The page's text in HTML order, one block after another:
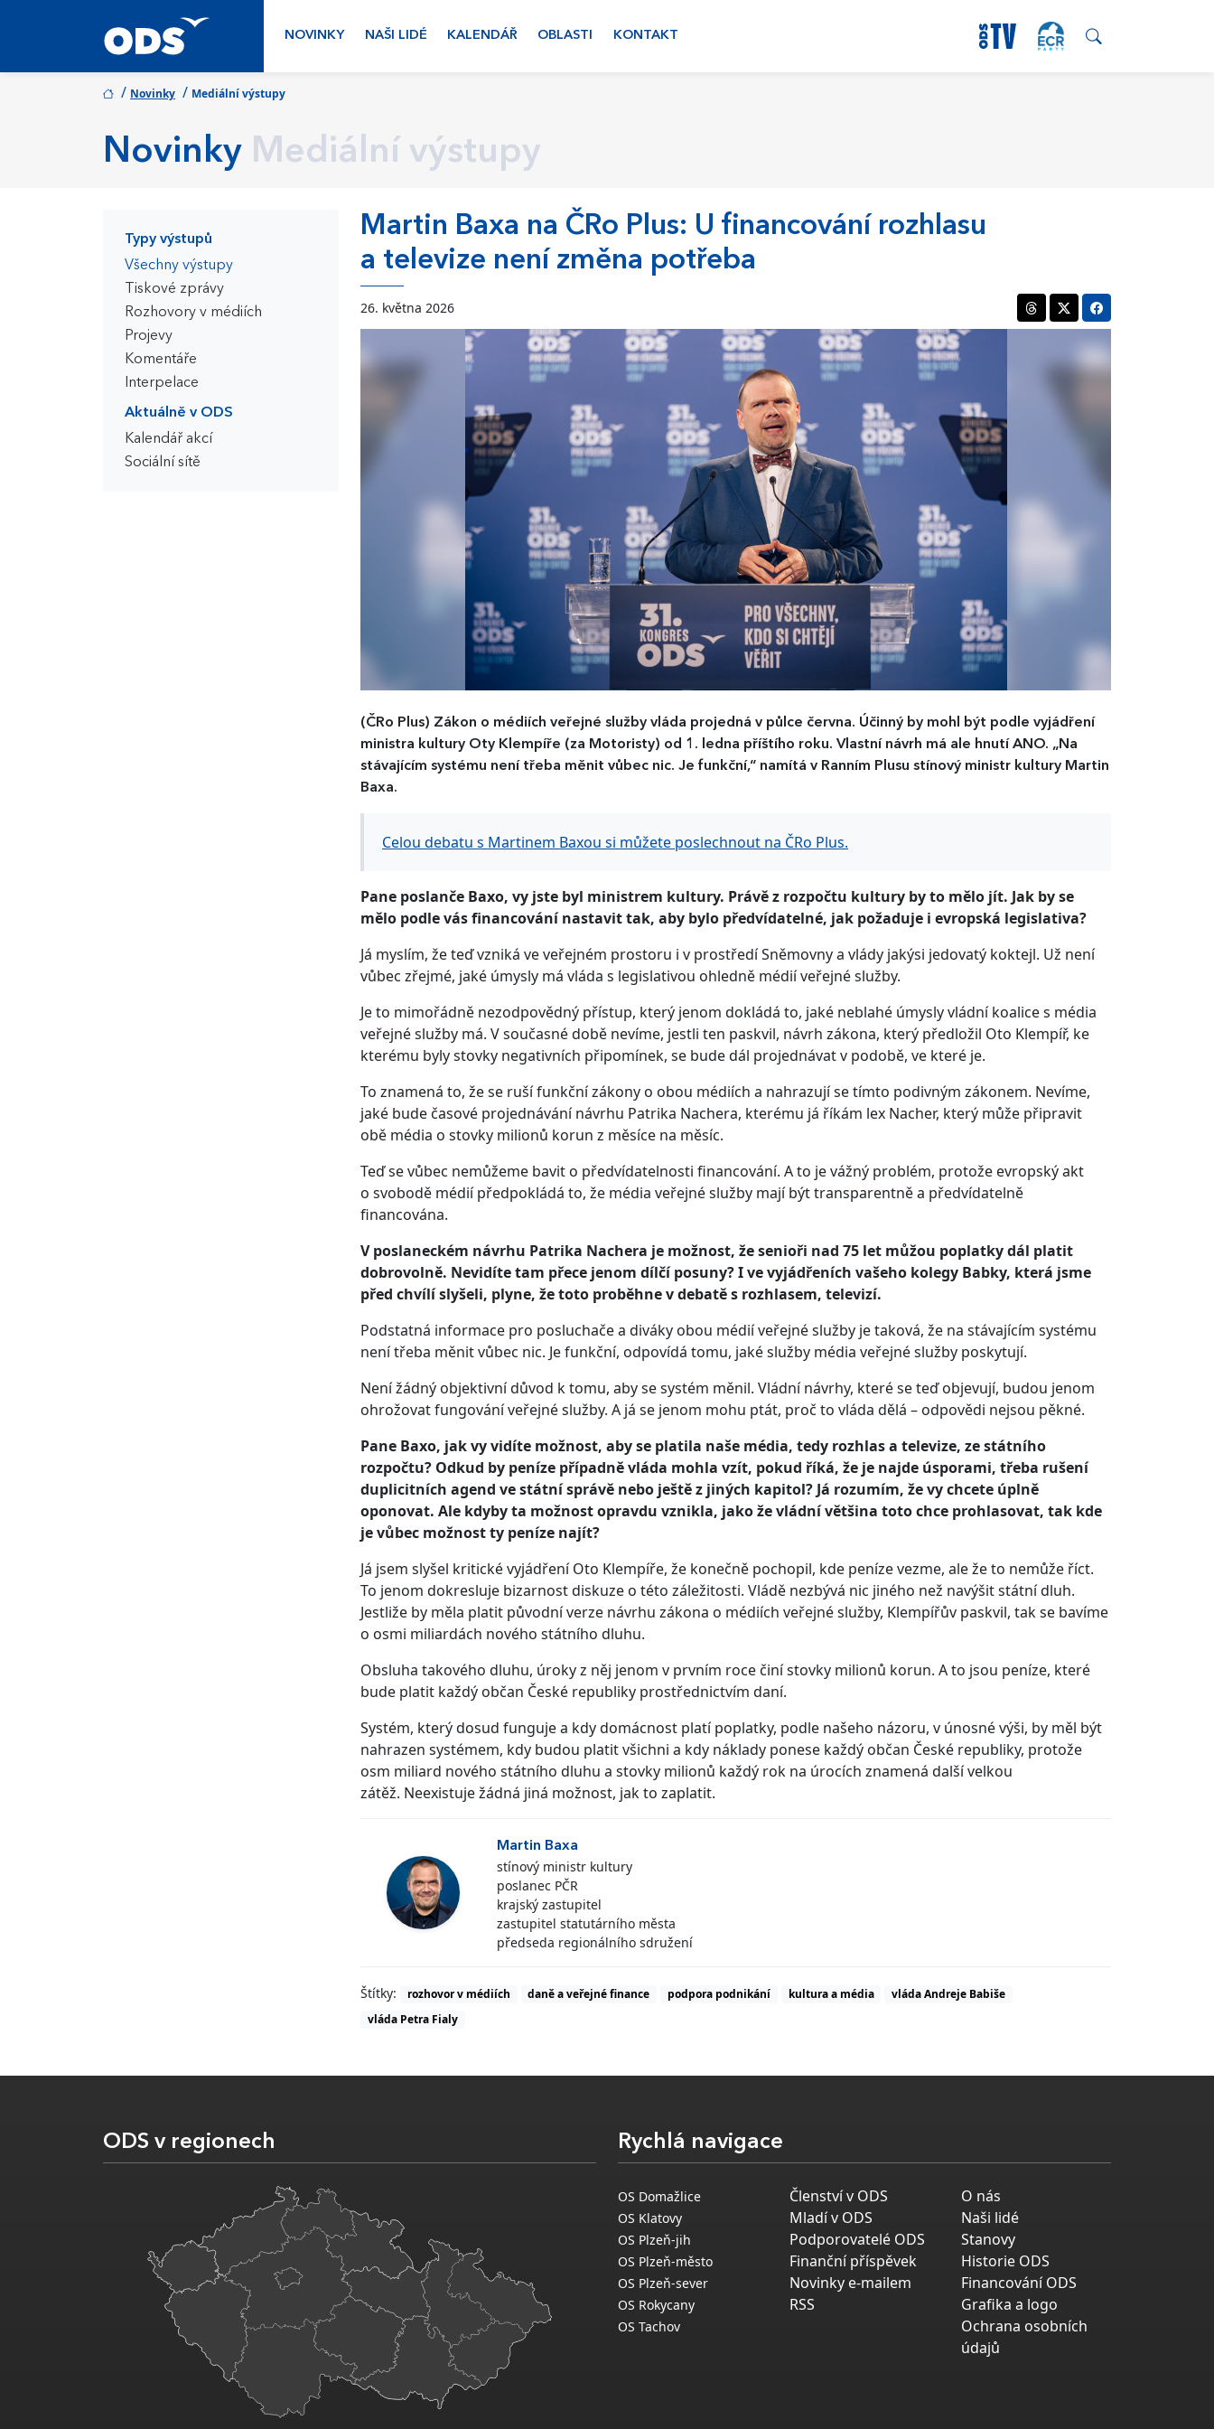
NOVINKY NAŠI LIDÉ KALENDÁŘ OBLASTI KONTAKT
/ Novinky / Mediální výstupy
Novinky Mediální výstupy
Typy výstupů
Všechny výstupy
Tiskové zprávy
Rozhovory v médiích
Projevy
Komentáře
Interpelace
Aktuálně v ODS
Kalendář akcí
Sociální sítě
Martin Baxa na ČRo Plus: U financování rozhlasu
a televize není změna potřeba
26. května 2026
(ČRo Plus) Zákon o médiích veřejné služby vláda projedná v půlce června. Účinný by mohl být podle vyjádření
ministra kultury Oty Klempíře (za Motoristy) od 1. ledna příštího roku. Vlastní návrh má ale hnutí ANO. „Na
stávajícím systému není třeba měnit vůbec nic. Je funkční,“ namítá v Ranním Plusu stínový ministr kultury Martin
Baxa.
Celou debatu s Martinem Baxou si můžete poslechnout na ČRo Plus.
Pane poslanče Baxo, vy jste byl ministrem kultury. Právě z rozpočtu kultury by to mělo jít. Jak by se
mělo podle vás financování nastavit tak, aby bylo předvídatelné, jak požaduje i evropská legislativa?
Já myslím, že teď vzniká ve veřejném prostoru i v prostředí Sněmovny a vlády jakýsi jedovatý koktejl. Už není
vůbec zřejmé, jaké úmysly má vláda s legislativou ohledně médií veřejné služby.
Je to mimořádně nezodpovědný přístup, který jenom dokládá to, jaké neblahé úmysly vládní koalice s média
veřejné služby má. V současné době nevíme, jestli ten paskvil, návrh zákona, který předložil Oto Klempíř, ke
kterému byly stovky negativních připomínek, se bude dál projednávat v podobě, ve které je.
To znamená to, že se ruší funkční zákony o obou médiích a nahrazují se tímto podivným zákonem. Nevíme,
jaké bude časové projednávání návrhu Patrika Nachera, kterému já říkám lex Nacher, který může připravit
obě média o stovky milionů korun z měsíce na měsíc.
Teď se vůbec nemůžeme bavit o předvídatelnosti financování. A to je vážný problém, protože evropský akt
o svobodě médií předpokládá to, že média veřejné služby mají být transparentně a předvídatelně
financována.
V poslaneckém návrhu Patrika Nachera je možnost, že senioři nad 75 let můžou poplatky dál platit
dobrovolně. Nevidíte tam přece jenom dílčí posuny? I ve vyjádřeních vašeho kolegy Babky, která jsme
před chvílí slyšeli, plyne, že toto proběhne v debatě s rozhlasem, televizí.
Podstatná informace pro posluchače a diváky obou médií veřejné služby je taková, že na stávajícím systému
není třeba měnit vůbec nic. Je funkční, odpovídá tomu, jaké služby média veřejné služby poskytují.
Není žádný objektivní důvod k tomu, aby se systém měnil. Vládní návrhy, které se teď objevují, budou jenom
ohrožovat fungování veřejné služby. A já se jenom mohu ptát, proč to vláda dělá – odpovědi nejsou pěkné.
Pane Baxo, jak vy vidíte možnost, aby se platila naše média, tedy rozhlas a televize, ze státního
rozpočtu? Odkud by peníze případně vláda mohla vzít, pokud říká, že je najde úsporami, třeba rušení
duplicitních agend ve státní správě nebo ještě z jiných kapitol? Já rozumím, že vy chcete úplně
oponovat. Ale kdyby ta možnost opravdu vznikla, jako že vládní většina toto chce prohlasovat, tak kde
je vůbec možnost ty peníze najít?
Já jsem slyšel kritické vyjádření Oto Klempíře, že konečně pochopil, kde peníze vezme, ale že to nemůže říct.
To jenom dokresluje bizarnost diskuze o této záležitosti. Vládě nezbývá nic jiného než navýšit státní dluh.
Jestliže by měla platit původní verze návrhu zákona o médiích veřejné služby, Klempířův paskvil, tak se bavíme
o osmi miliardách nového státního dluhu.
Obsluha takového dluhu, úroky z něj jenom v prvním roce činí stovky milionů korun. A to jsou peníze, které
bude platit každý občan České republiky prostřednictvím daní.
Systém, který dosud funguje a kdy domácnost platí poplatky, podle našeho názoru, v únosné výši, by měl být
nahrazen systémem, kdy budou platit všichni a kdy náklady ponese každý občan České republiky, protože
osm miliard nového státního dluhu a stovky milionů každý rok na úrocích znamená další velkou
zátěž. Neexistuje žádná jiná možnost, jak to zaplatit.
Martin Baxa
stínový ministr kultury
poslanec PČR
krajský zastupitel
zastupitel statutárního města
předseda regionálního sdružení
Štítky: rozhovor v médiích daně a veřejné finance podpora podnikání kultura a média
vláda Andreje Babiše
vláda Petra Fialy
ODS v regionech Rychlá navigace
OS Domažlice
OS Klatovy
OS Plzeň-jih
OS Plzeň-město
OS Plzeň-sever
OS Rokycany
OS Tachov
Členství v ODS
Mladí v ODS
Podporovatelé ODS
Finanční příspěvek
Novinky e-mailem
RSS
O nás
Naši lidé
Stanovy
Historie ODS
Financování ODS
Grafika a logo
Ochrana osobních
údajů